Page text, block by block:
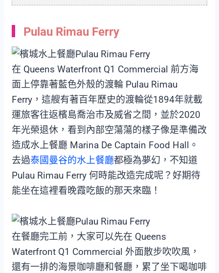
Pulau Rimau Ferry
在 Queens Waterfront Q1 Commercial 前方海
面上停靠著藍色外殼的渡輪 Pulau Rimau
Ferry，這艘有著百年歷史的渡輪從1894年就載
運旅客往返檳島喬治市及威省之間，並於2020
年光榮退休，看到內部空蕩蕩的樣子像是準備改
造成水上餐廳 Marina De Captain Food Hall。
去過泰國曼谷的水上餐廳都極為夢幻，不知道
Pulau Rimau Ferry 何時能改造完成呢？好期待
能坐在這裡看晚霞吃飯的那天來臨！
在餐廳完工前，大家可以先在 Queens
Waterfront Q1 Commercial 外面散步吹吹風，
還有一排的海景咖啡廳和餐廳，累了坐下喝咖啡